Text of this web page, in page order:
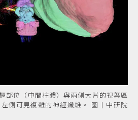
部位（中間柱體）與兩側大片的視葉區
左側可見複雜的神經纖維。 圖｜中研院